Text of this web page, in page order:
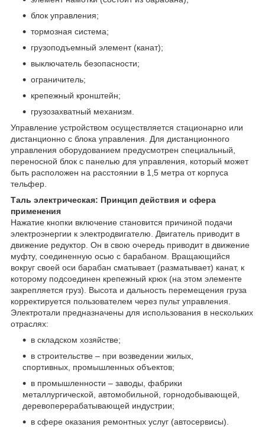
блок управления;
тормозная система;
грузоподъемный элемент (канат);
выключатель безопасности;
ограничитель;
крепежный кронштейн;
грузозахватный механизм.
Управление устройством осуществляется стационарно или
дистанционно с блока управления. Для дистанционного
управления оборудованием предусмотрен специальный,
переносной блок с панелью для управления, который может
быть расположен на расстоянии в 1,5 метра от корпуса
тельфер.
Таль электрическая: Принцип действия и сфера
применения
Нажатие кнопки включение становится причиной подачи
электроэнергии к электродвигателю. Двигатель приводит в
движение редуктор. Он в свою очередь приводит в движение
муфту, соединенную осью с барабаном. Вращающийся
вокруг своей оси барабан сматывает (разматывает) канат, к
которому подсоединен крепежный крюк (на этом элементе
закрепляется груз). Высота и дальность перемещения груза
корректируется пользователем через пульт управления.
Электротали предназначены для использования в нескольких
отраслях:
в складском хозяйстве;
в строительстве – при возведении жилых,
спортивных, промышленных объектов;
в промышленности – заводы, фабрики
металлургической, автомобильной, горнодобывающей,
деревоперерабатывающей индустрии;
в сфере оказания ремонтных услуг (автосервисы).